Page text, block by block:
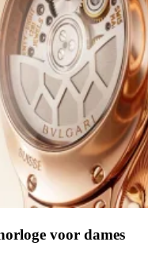
voor dames